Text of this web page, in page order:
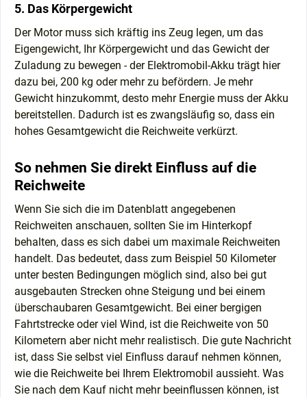
5. Das Körpergewicht
Der Motor muss sich kräftig ins Zeug legen, um das
Eigengewicht, Ihr Körpergewicht und das Gewicht der
Zuladung zu bewegen - der Elektromobil-Akku trägt hier
dazu bei, 200 kg oder mehr zu befördern. Je mehr
Gewicht hinzukommt, desto mehr Energie muss der Akku
bereitstellen. Dadurch ist es zwangsläufig so, dass ein
hohes Gesamtgewicht die Reichweite verkürzt.
So nehmen Sie direkt Einfluss auf die
Reichweite
Wenn Sie sich die im Datenblatt angegebenen
Reichweiten anschauen, sollten Sie im Hinterkopf
behalten, dass es sich dabei um maximale Reichweiten
handelt. Das bedeutet, dass zum Beispiel 50 Kilometer
unter besten Bedingungen möglich sind, also bei gut
ausgebauten Strecken ohne Steigung und bei einem
überschaubaren Gesamtgewicht. Bei einer bergigen
Fahrtstrecke oder viel Wind, ist die Reichweite von 50
Kilometern aber nicht mehr realistisch. Die gute Nachricht
ist, dass Sie selbst viel Einfluss darauf nehmen können,
wie die Reichweite bei Ihrem Elektromobil aussieht. Was
Sie nach dem Kauf nicht mehr beeinflussen können, ist